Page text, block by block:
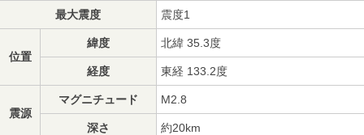
最大震度 震度1
位置
緯度 北緯 35.3度
経度 東経 133.2度
震源
マグニチュード M2.8
深さ 約20km